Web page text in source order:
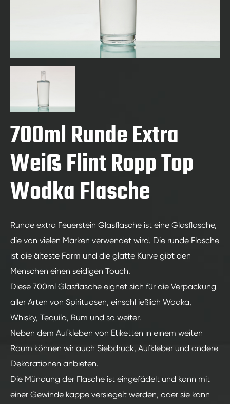
700ml Runde Extra
Weiß Flint Ropp Top
Wodka Flasche
Runde extra Feuerstein Glasflasche ist eine Glasflasche,
die von vielen Marken verwendet wird. Die runde Flasche
ist die älteste Form und die glatte Kurve gibt den
Menschen einen seidigen Touch.
Diese 700ml Glasflasche eignet sich für die Verpackung
aller Arten von Spirituosen, einschl ießlich Wodka,
Whisky, Tequila, Rum und so weiter.
Neben dem Aufkleben von Etiketten in einem weiten
Raum können wir auch Siebdruck, Aufkleber und andere
Dekorationen anbieten.
Die Mündung der Flasche ist eingefädelt und kann mit
einer Gewinde kappe versiegelt werden, oder sie kann